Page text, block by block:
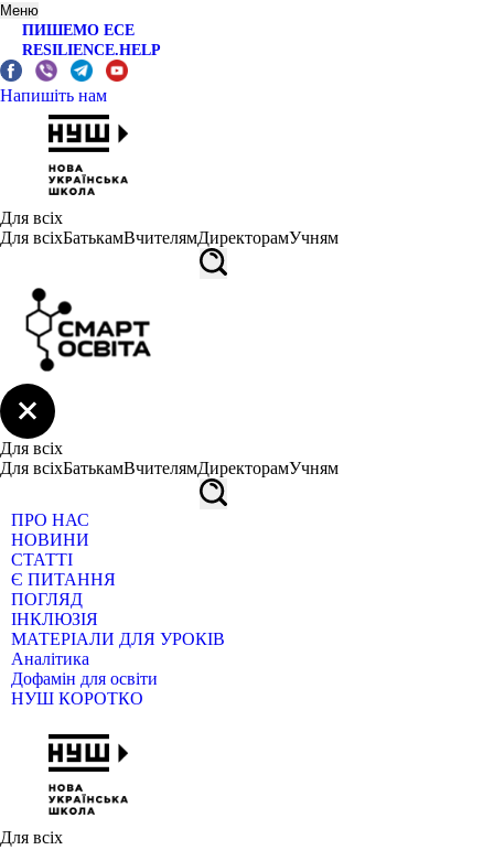
Меню
ПИШЕМО ЕСЕ
RESILIENCE.HELP
Напишіть нам
Для всіх
Для всіхБатькамВчителямДиректорамУчням
Для всіх
Для всіхБатькамВчителямДиректорамУчням
ПРО НАС
НОВИНИ
СТАТТІ
Є ПИТАННЯ
ПОГЛЯД
ІНКЛЮЗІЯ
МАТЕРІАЛИ ДЛЯ УРОКІВ
Аналітика
Дофамін для освіти
НУШ КОРОТКО
Для всіх